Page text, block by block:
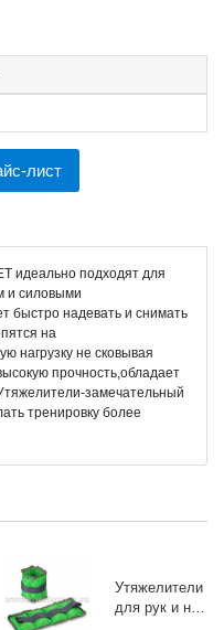
лист
идеально подходят для
и силовыми
быстро надевать и снимать
на
нагрузку не сковывая
прочность,обладает
замечательный
тренировку более